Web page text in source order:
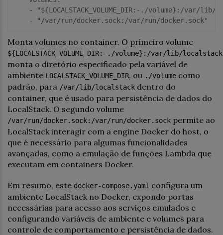
    -
"${LOCALSTACK_VOLUME_DIR:-./volume}:/var/
    -
"/var/run/docker.sock:/var/run/docker.sock"
Monta volumes no container. O primeiro volume
${LOCALSTACK_VOLUME_DIR:-./volume}:/var/lib/localstack
monta o diretório especificado pela variável de
ambiente LOCALSTACK_VOLUME_DIR, ou ./volume como
padrão, para /var/lib/localstack dentro do
container, que é usado para persistência de dados do
LocalStack. O segundo volume
/var/run/docker.sock:/var/run/docker.sock permite ao
LocalStack interagir com a engine Docker do host, o
que é necessário para algumas funcionalidades
avançadas, como a emulação de funções Lambda que
executam em containers Docker.
Em resumo, este docker-compose.yaml configura um
ambiente LocalStack no Docker, expondo portas
necessárias para acesso aos serviços emulados e
configurando variáveis de ambiente e volumes para
controle de comportamento e persistência de dados.